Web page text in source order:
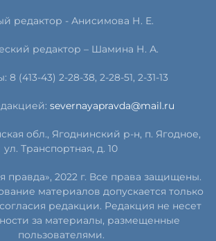
редактор - Анисимова Н. Е.
редактор – Шамина Н. А.
8 (413-43) 2-28-38, 2-28-51, 2-31-13
severnayapravda@mail.ru
обл., Ягоднинский р-н, п. Ягодное,
ул. Транспортная, д. 10
правда», 2022 г. Все права защищены.
материалов допускается только
редакции. Редакция не несет
за материалы, размещенные
пользователями.